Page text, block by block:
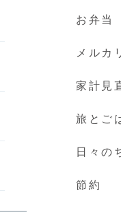
お弁当
メルカ
家計見
旅とご
日々の
節約